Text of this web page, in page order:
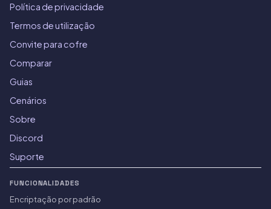
Política de privacidade
Termos de utilização
Convite para cofre
Comparar
Guias
Cenários
Sobre
Discord
Suporte
FUNCIONALIDADES
Encriptação por padrão